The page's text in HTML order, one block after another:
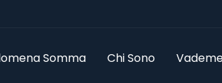
Somma Chi Sono